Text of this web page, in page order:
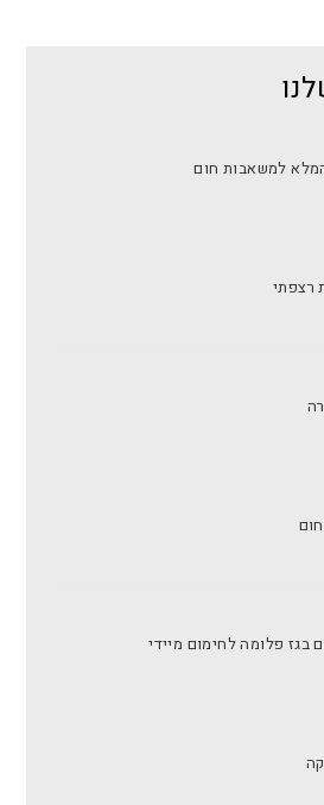
למשאבות חום
רצפתי
בגז פלומה לחימום מיידי